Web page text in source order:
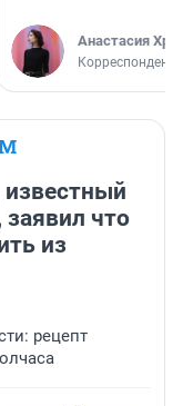
Анастасия
Корреспондент
что
из
рецепт